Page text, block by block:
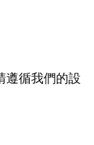
遵循我們的設